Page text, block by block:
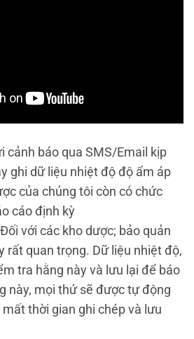
cảnh báo qua SMS/Email kịp
ghi dữ liệu nhiệt độ độ ẩm áp
của chúng tôi còn có chức
cáo định kỳ
với các kho dược; bảo quản
rất quan trọng. Dữ liệu nhiệt độ,
tra hằng này và lưu lại để báo
này, mọi thứ sẽ được tự động
thời gian ghi chép và lưu